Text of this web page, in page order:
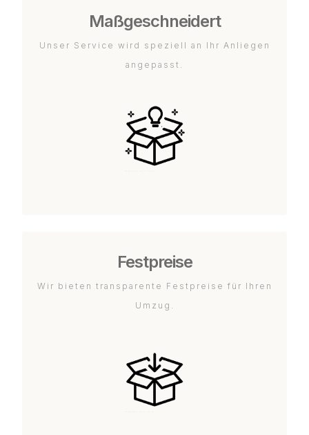
Maßgeschneidert
Unser Service wird speziell an Ihr Anliegen
angepasst.
Festpreise
Wir bieten transparente Festpreise für Ihren
Umzug.